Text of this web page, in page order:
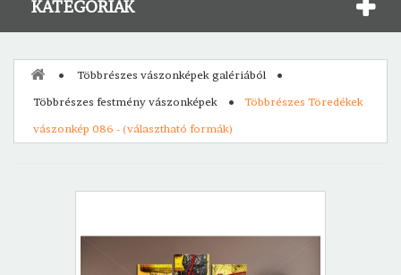
KATEGÓRIÁK
Többrészes vászonképek galériából
Többrészes festmény vászonképek
Többrészes Töredékek
vászonkép 086 - (választható formák)